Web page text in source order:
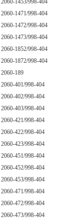
1453/998-404
1471/998-404
1472/998-404
1473/998-404
1852/998-404
1872/998-404
189
401/998-404
402/998-404
403/998-404
421/998-404
422/998-404
423/998-404
451/998-404
452/998-404
453/998-404
471/998-404
472/998-404
473/998-404